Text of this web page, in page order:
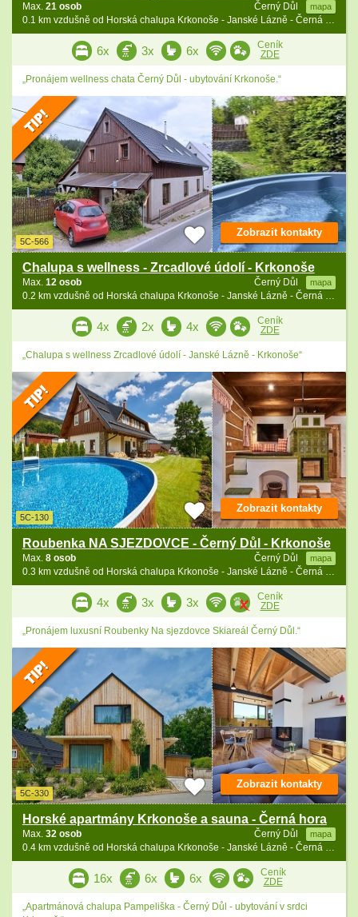
Černý Důl mapa
Max. 21 osob
0.1 km vzdušně od Horská chalupa Krkonoše - Janské Lázně - Černá hora
6x 3x 6x
Ceník
ZDE
„Pronájem wellness chata Černý Důl - ubytování Krkonoše.“
5C-566
Chalupa s wellness - Zrcadlové údolí - Krkonoše
Černý Důl mapa
Max. 12 osob
0.2 km vzdušně od Horská chalupa Krkonoše - Janské Lázně - Černá hora
Zobrazit kontakty
4x 2x 4x
Ceník
ZDE
„Chalupa s wellness Zrcadlové údolí - Janské Lázně - Krkonoše“
5C-130
Roubenka NA SJEZDOVCE - Černý Důl - Krkonoše
Černý Důl mapa
Max. 8 osob
0.3 km vzdušně od Horská chalupa Krkonoše - Janské Lázně - Černá hora
Zobrazit kontakty
4x 3x 3x
Ceník
ZDE
„Pronájem luxusní Roubenky Na sjezdovce Skiareál Černý Důl.“
5C-330
Horské apartmány Krkonoše a sauna - Černá hora
Černý Důl mapa
Max. 32 osob
0.4 km vzdušně od Horská chalupa Krkonoše - Janské Lázně - Černá hora
Zobrazit kontakty
16x 6x 6x
Ceník
ZDE
„Apartmánová chalupa Pampeliška - Černý Důl - ubytování v srdci